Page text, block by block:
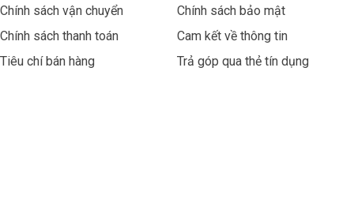
Chính sách vận chuyển
Chính sách thanh toán
Tiêu chí bán hàng
Chính sách bảo mật
Cam kết về thông tin
Trả góp qua thẻ tín dụng